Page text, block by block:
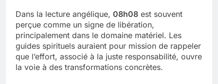
Dans la lecture angélique, 08h08 est souvent
perçue comme un signe de libération,
principalement dans le domaine matériel. Les
guides spirituels auraient pour mission de rappeler
que l’effort, associé à la juste responsabilité, ouvre
la voie à des transformations concrètes.